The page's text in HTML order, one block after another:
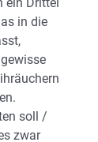
ein Drittel
in die
soll /
zwar